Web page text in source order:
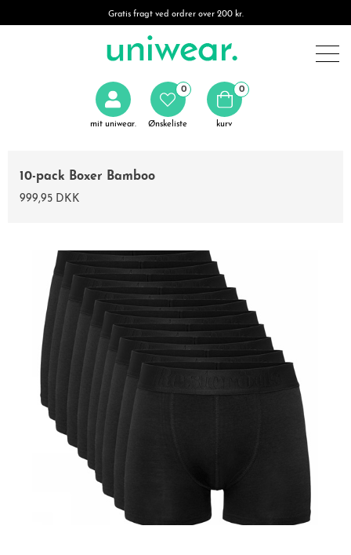
Gratis fragt ved ordrer over 200 kr.
mit uniwear. Ønskeliste
0 0
kurv
10-pack Boxer Bamboo
999,95 DKK